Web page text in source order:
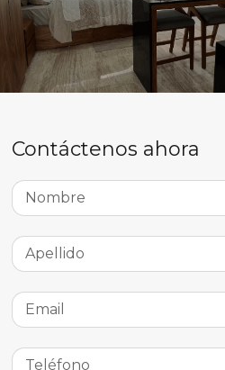
Contáctenos ahora